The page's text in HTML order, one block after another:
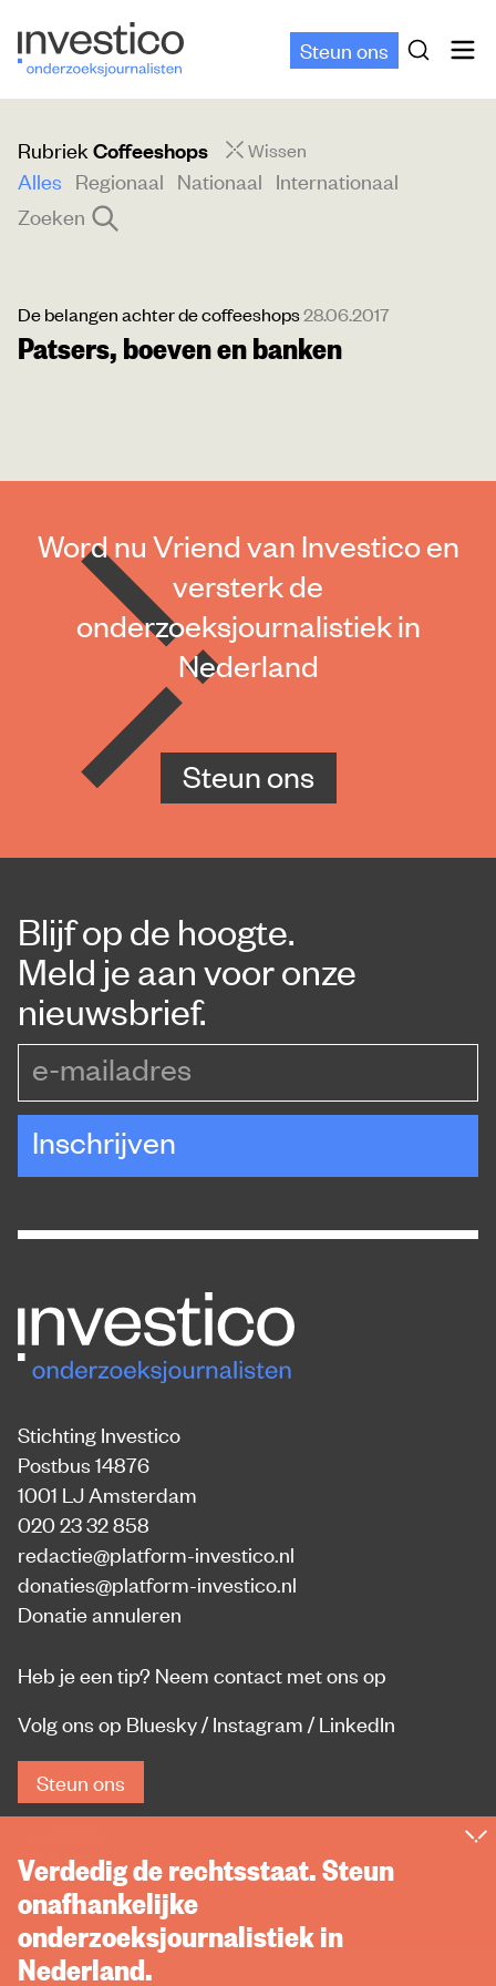
Steun ons
Rubriek Coffeeshops Wissen
Alles Regionaal Nationaal Internationaal
Zoeken
De belangen achter de coffeeshops28.06.2017
Patsers, boeven en banken
Word nu Vriend van Investico en
versterk de
onderzoeksjournalistiek in
Nederland
Steun ons
Blijf op de hoogte.
Meld je aan voor onze
nieuwsbrief.
Inschrijven
Stichting Investico
Postbus 14876
1001 LJ Amsterdam
020 23 32 858
redactie@platform-investico.nl
donaties@platform-investico.nl
Donatie annuleren
Heb je een tip? Neem contact met ons op
Volg ons op Bluesky/ Instagram / LinkedIn
Steun ons
Verdedig de rechtsstaat. Steun
onafhankelijke
onderzoeksjournalistiek in
Nederland.